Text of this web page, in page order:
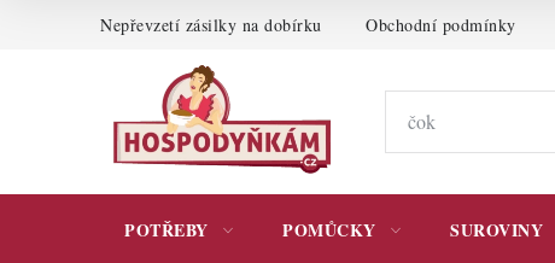
Nepřevzetí zásilky na dobírku Obchodní podmínky
POTŘEBY POMŮCKY SUROVINY